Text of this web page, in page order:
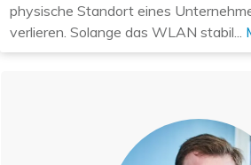
physische Standort eines
verlieren. Solange das WLAN stabil...